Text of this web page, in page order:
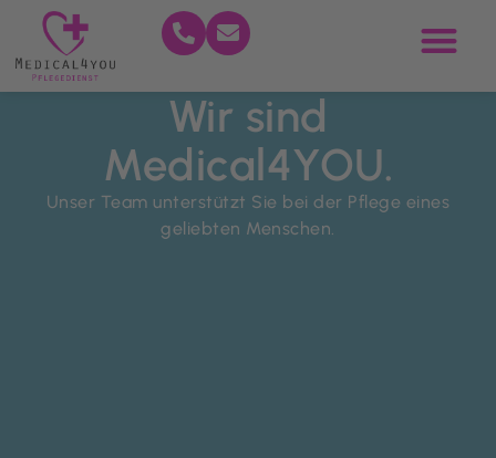
Wir sind
Medical4YOU.
Unser Team unterstützt Sie bei der Pflege eines
geliebten Menschen.